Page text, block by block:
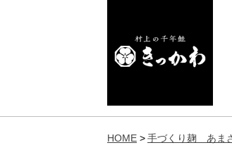
HOME 手づくり麹 あま